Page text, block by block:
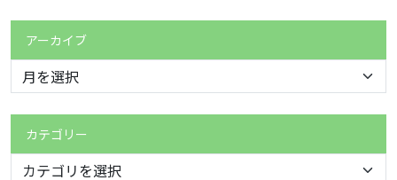
アーカイブ
カテゴリー